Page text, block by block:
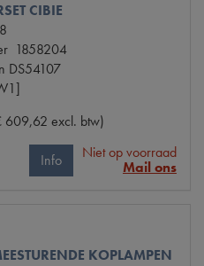
CIBIE
1858204
DS54107
609,62 excl. btw)
Info
Niet op voorraad
Mail ons
KOPLAMPEN